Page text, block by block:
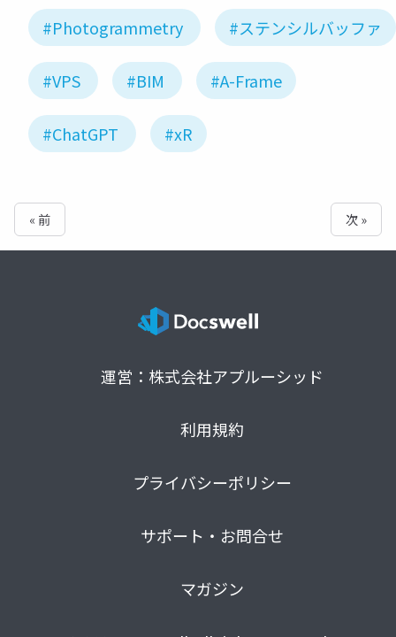
#Photogrammetry #ステンシルバッファ
#VPS #BIM #A-Frame
#ChatGPT #xR
« 前 次 »
運営：株式会社アプルーシッド
利用規約
プライバシーポリシー
サポート・お問合せ
マガジン